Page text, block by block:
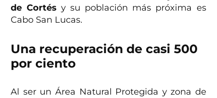
de Cortés y su población más próxima es
Cabo San Lucas.
Una recuperación de casi 500
por ciento
Al ser un Área Natural Protegida y zona de